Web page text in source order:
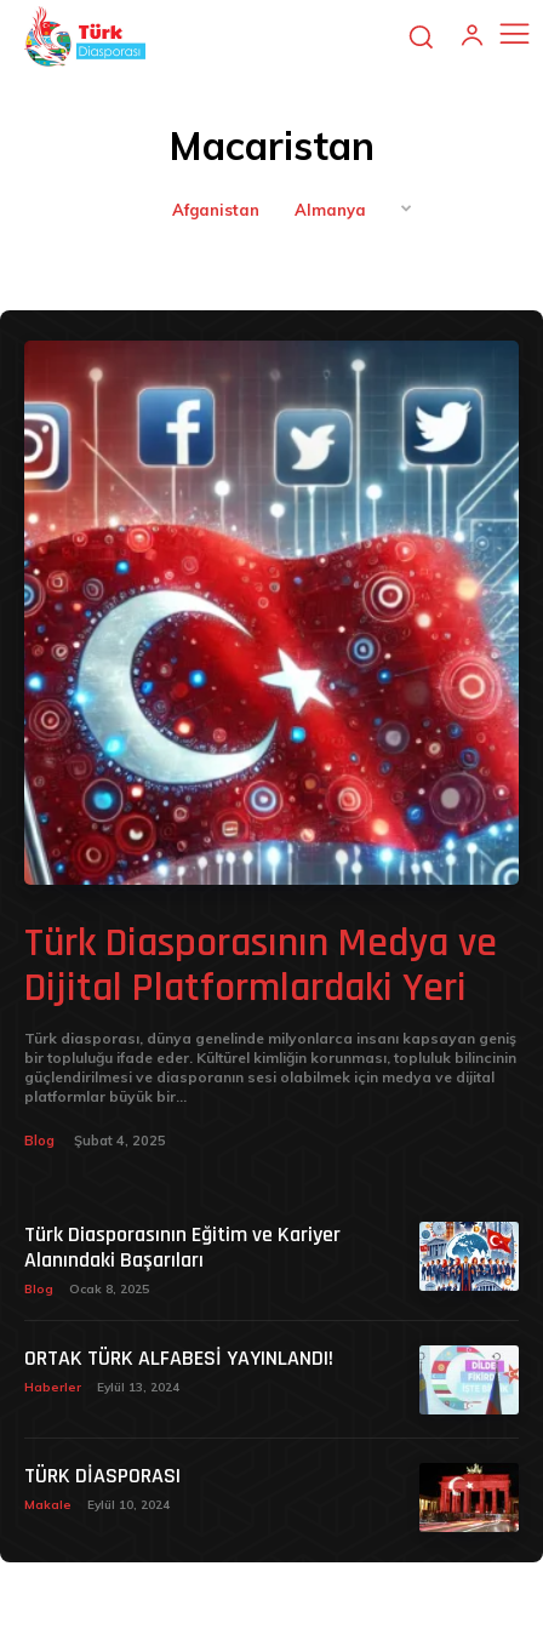
Macaristan
Afganistan Almanya
Türk Diasporasının Medya ve
Dijital Platformlardaki Yeri
Türk diasporası, dünya genelinde milyonlarca insanı kapsayan geniş
bir topluluğu ifade eder. Kültürel kimliğin korunması, topluluk bilincinin
güçlendirilmesi ve diasporanın sesi olabilmek için medya ve dijital
platformlar büyük bir...
Blog Şubat 4, 2025
Türk Diasporasının Eğitim ve Kariyer
Alanındaki Başarıları
Blog Ocak 8, 2025
ORTAK TÜRK ALFABESİ YAYINLANDI!
Haberler Eylül 13, 2024
TÜRK DİASPORASI
Makale Eylül 10, 2024